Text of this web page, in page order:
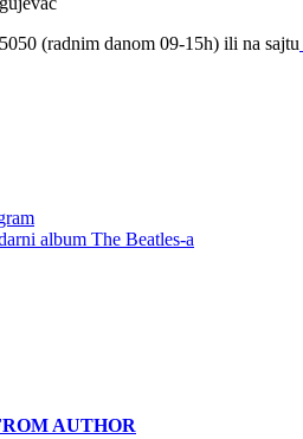
(radnim danom 09-15h) ili na sajtu
album The Beatles-a
AUTHOR